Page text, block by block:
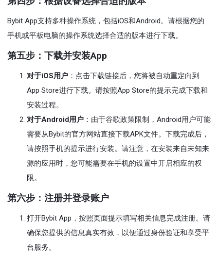
Bybit App支持多种操作系统，包括iOS和Android。请根据您的
手机或平板电脑的操作系统选择合适的版本进行下载。
第五步：下载并安装App
对于iOS用户 ：点击下载链接后，您将被自动重定向到
App Store进行下载。请按照App Store的提示完成下载和
安装过程。
对于Android用户 ：由于谷歌政策限制，Android用户可能
需要从Bybit的官方网站直接下载APK文件。下载完成后，
请按照手机的提示进行安装。请注意，在安装来自未知来
源的应用时，您可能需要在手机的设置中开启相应的权
限。
第六步：注册并登录账户
打开Bybit App，按照页面提示填写相关信息完成注册。请
确保您提供的信息真实有效，以便通过身份验证和享受平
台服务。